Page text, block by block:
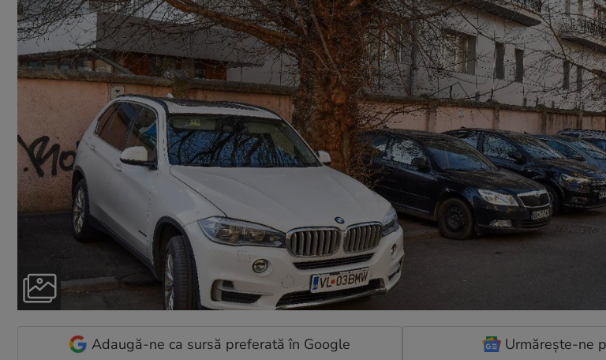
Adaugă-ne ca sursă preferată în Google Urmărește-ne